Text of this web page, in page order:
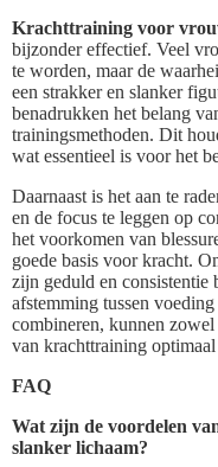
Krachttraining voor
bijzonder effectief. Veel
te worden, maar de
een strakker en slanker
benadrukken het belang
trainingsmethoden. Dit
wat essentieel is voor het
Daarnaast is het aan te
en de focus te leggen op
het voorkomen van
goede basis voor kracht.
zijn geduld en consistentie
afstemming tussen
combineren, kunnen
van krachttraining optimaal
FAQ
Wat zijn de voordelen
slanker lichaam?